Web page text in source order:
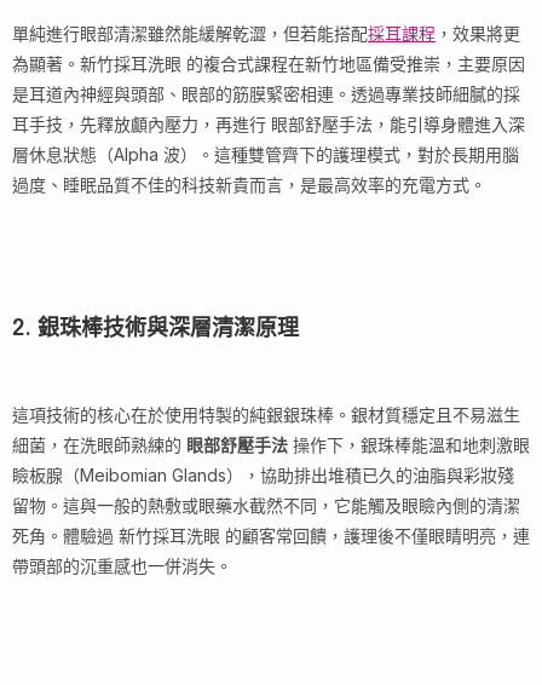
單純進行眼部清潔雖然能緩解乾澀，但若能搭配採耳課程 ，效果將更
為顯著。新竹採耳洗眼 的複合式課程在新竹地區備受推崇，主要原因
是耳道內神經與頭部、眼部的筋膜緊密相連。透過專業技師細膩的採
耳手技，先釋放顱內壓力，再進行 眼部舒壓手法，能引導身體進入深
層休息狀態（Alpha 波）。這種雙管齊下的護理模式，對於長期用腦
過度、睡眠品質不佳的科技新貴而言，是最高效率的充電方式。
2. 銀珠棒技術與深層清潔原理
這項技術的核心在於使用特製的純銀銀珠棒。銀材質穩定且不易滋生
細菌，在洗眼師熟練的 眼部舒壓手法 操作下，銀珠棒能溫和地刺激眼
瞼板腺（Meibomian Glands），協助排出堆積已久的油脂與彩妝殘
留物。這與一般的熱敷或眼藥水截然不同，它能觸及眼瞼內側的清潔
死角。體驗過 新竹採耳洗眼 的顧客常回饋，護理後不僅眼睛明亮，連
帶頭部的沉重感也一併消失。